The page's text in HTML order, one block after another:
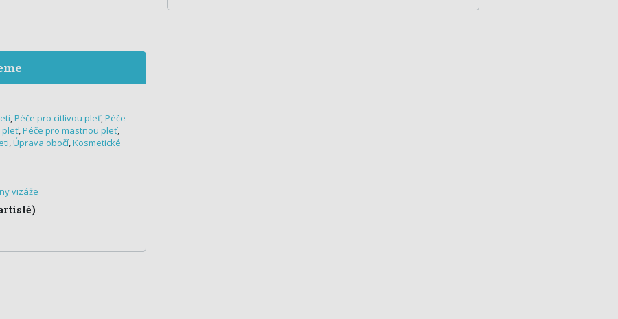
,Péče pro citlivou pleť,Péče
pleť,Péče pro mastnou pleť,
,Úprava obočí,Kosmetické
vizáže